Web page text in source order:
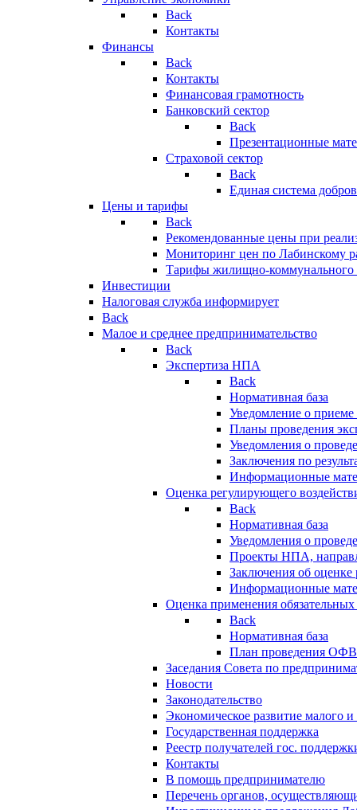
Back
Контакты
Финансы
Back
Контакты
Финансовая грамотность
Банковский сектор
Back
Презентационные
Страховой сектор
Back
Единая система
Цены и тарифы
Back
Рекомендованные цены при
Мониторинг цен по Лабинскому
Тарифы жилищно-коммунального
Инвестиции
Налоговая служба информирует
Back
Малое и среднее предпринимательство
Back
Экспертиза НПА
Back
Нормативная база
Уведомление о
Планы проведения
Уведомления о
Заключения по
Информационные
Оценка регулирующего
Back
Нормативная база
Уведомления о
Проекты НПА,
Заключения об
Информационные
Оценка применения
Back
Нормативная база
План проведения
Заседания Совета по
Новости
Законодательство
Экономическое развитие малого и
Государственная поддержка
Реестр получателей гос.
Контакты
В помощь предпринимателю
Перечень органов,